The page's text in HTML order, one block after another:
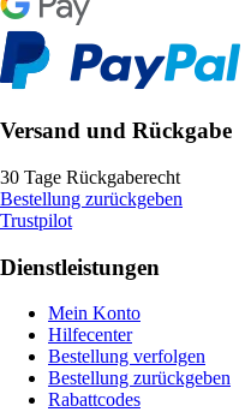
Versand und Rückgabe
30 Tage Rückgaberecht
Bestellung zurückgeben
Trustpilot
Dienstleistungen
Mein Konto
Hilfecenter
Bestellung verfolgen
Bestellung zurückgeben
Rabattcodes